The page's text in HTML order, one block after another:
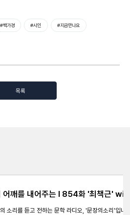
#백가경 #시인 #지금만나요
목록
어깨를 내어주는 l 854화 '최책근'
신작을 낸 작가를 모셔 책과 작가의 이야기를 들어보는 코너 &lsquo;최책근&rsquo;. 오늘 이 시간에는 4년 만에 두 번째 시집 『어깨에 머리를 기대던 시절』로 돌아오신 고명재 시인님 모셨습니다. [작가